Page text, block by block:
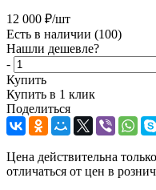
12 000 ₽/шт
Есть в наличии (100)
Нашли дешевле?
-
Купить
Купить в 1 клик
Поделиться
Цена действительна
отличаться от цен в